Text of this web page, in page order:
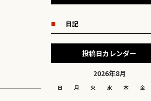
日記
投稿日カレンダー
2026年8月
日 月 火 水 木 金